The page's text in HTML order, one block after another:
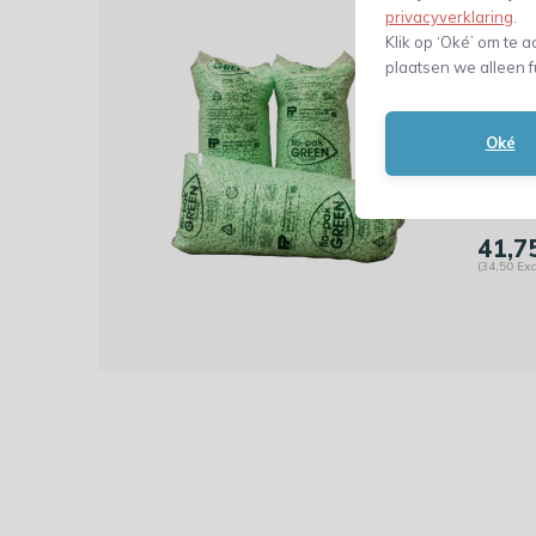
privacyverklaring
Klik op ‘Oké’ om te
plaatsen we alleen
Oké
Dit
Flo-
(34,50